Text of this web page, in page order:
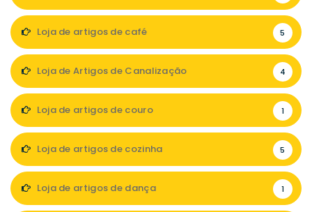
Loja de artigos de café 5
Loja de Artigos de Canalização 4
Loja de artigos de couro 1
Loja de artigos de cozinha 5
Loja de artigos de dança 1